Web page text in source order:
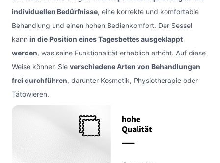
individuellen Bedürfnisse, eine korrekte und komfortable
Behandlung und einen hohen Bedienkomfort. Der Sessel
kann in die Position eines Tagesbettes ausgeklappt
werden, was seine Funktionalität erheblich erhöht. Auf diese
Weise können Sie verschiedene Arten von Behandlungen
frei durchführen, darunter Kosmetik, Physiotherapie oder
Tätowieren.